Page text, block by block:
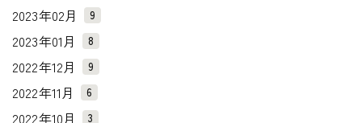
2023年02月 9
2023年01月 8
2022年12月 9
2022年11月 6
2022年10月 3